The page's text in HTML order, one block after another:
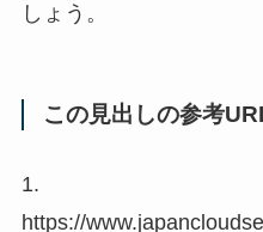
しょう。
この見出しの参考
1.
https://